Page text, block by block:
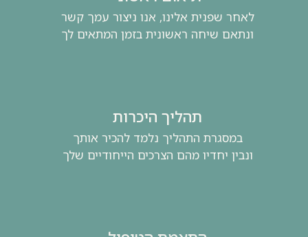
לאחר שפנית אלינו, אנו ניצור עמך קשר
ונתאם שיחה ראשונית בזמן המתאים לך
תהליך היכרות
במסגרת התהליך נלמד להכיר אותך
ונבין יחדיו מהם הצרכים הייחודיים שלך